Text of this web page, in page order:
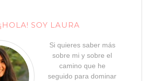
¡HOLA! SOY LAURA
Si quieres saber más
sobre mi y sobre el
camino que he
seguido para dominar